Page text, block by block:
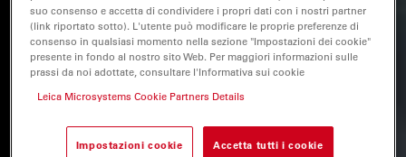
suo consenso e accetta di condividere i propri dati con i nostri partner
(link riportato sotto). L'utente può modificare le proprie preferenze di
consenso in qualsiasi momento nella sezione "Impostazioni dei cookie"
presente in fondo al nostro sito Web. Per maggiori informazioni sulle
prassi da noi adottate, consultare l'Informativa sui cookie
Leica Microsystems Cookie Partners Details
Impostazioni cookie Accetta tutti i cookie